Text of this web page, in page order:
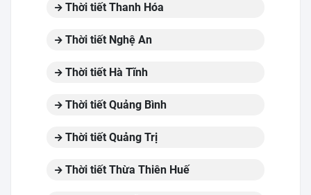
Thời tiết Thanh Hóa
Thời tiết Nghệ An
Thời tiết Hà Tĩnh
Thời tiết Quảng Bình
Thời tiết Quảng Trị
Thời tiết Thừa Thiên Huế